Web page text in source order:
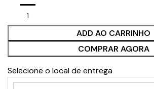
ADD AO CARRINHO
COMPRAR AGORA
Selecione o local de entrega